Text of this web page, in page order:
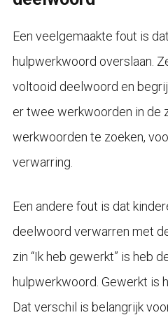
Een veelgemaakte fout is
hulpwerkwoord overslaan.
voltooid deelwoord en
er twee werkwoorden in de
werkwoorden te zoeken,
verwarring.
Een andere fout is dat
deelwoord verwarren met
zin “Ik heb gewerkt” is heb
hulpwerkwoord. Gewerkt is
Dat verschil is belangrijk